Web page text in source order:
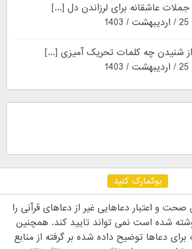
جملات عاشقانه برای لرزاندن دل [...]
شنیدن چه کلمات تحریک آمیزی [...]
بوکمارک کنید
و اعتبار دعاهایی غیر از دعاهای قرآنی را
شده است نمی تواند تایید کند. همچنین
دعاها توضیح داده شده بر گرفته از منابع